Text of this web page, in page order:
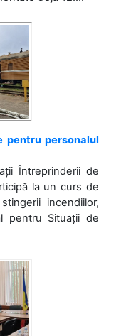
pentru personalul
Întreprinderii de
la un curs de
incendiilor,
pentru Situații de